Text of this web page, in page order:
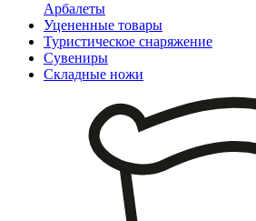
Арбалеты
Уцененные товары
Туристическое снаряжение
Сувениры
Складные ножи